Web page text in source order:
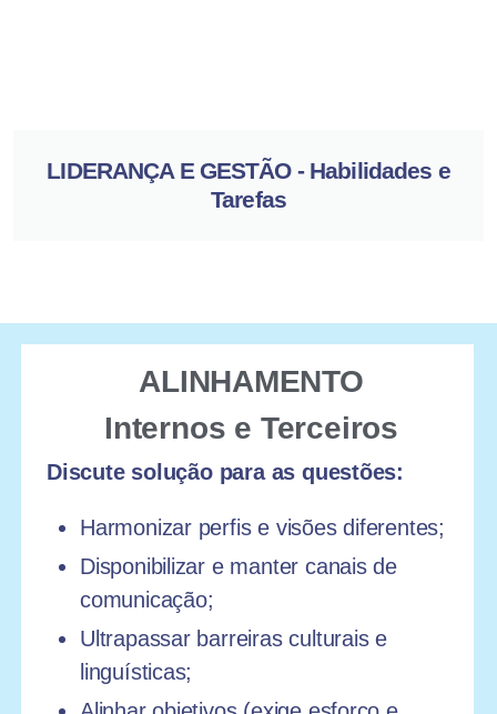
LIDERANÇA E GESTÃO - Habilidades e
Tarefas
ALINHAMENTO
Internos e Terceiros
Discute solução para as questões:
Harmonizar perfis e visões diferentes;
Disponibilizar e manter canais de
comunicação;
Ultrapassar barreiras culturais e
linguísticas;